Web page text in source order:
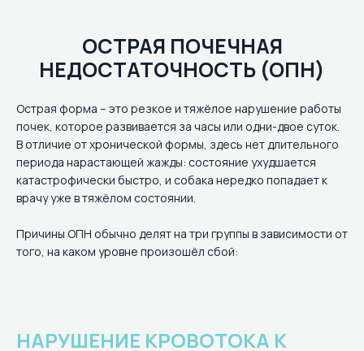
ОСТРАЯ ПОЧЕЧНАЯ
НЕДОСТАТОЧНОСТЬ (ОПН)
Острая форма – это резкое и тяжёлое нарушение работы
почек, которое развивается за часы или одни-двое суток.
В отличие от хронической формы, здесь нет длительного
периода нарастающей жажды: состояние ухудшается
катастрофически быстро, и собака нередко попадает к
врачу уже в тяжёлом состоянии.
Причины ОПН обычно делят на три группы в зависимости от
того, на каком уровне произошёл сбой:
НАРУШЕНИЕ КРОВОТОКА К